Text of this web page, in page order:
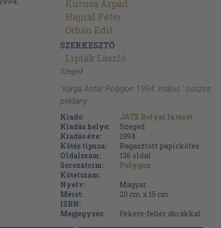
Kurusa Árpád
Hajnal Péter
Orbán Edit
SZERKESZTŐ
Lipták László
Szeged
'Varga Antal: Polygon 1994. május ' összes
példány
Kiadó:
JATE Bolyai Intézet
Kiadás helye:
Szeged
Kiadás éve:
1994
Kötés típusa:
Ragasztott papírkötés
Oldalszám:
136 oldal
Sorozatcím:
Polygon
Kötetszám:
Nyelv:
Magyar
Méret:
20 cm x 15 cm
ISBN:
Megjegyzés:
Fekete-fehér ábrákkal.